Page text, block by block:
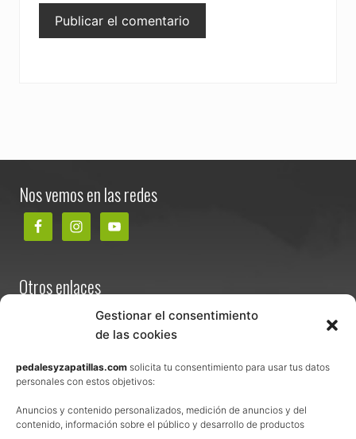
Gestionar el consentimiento
de las cookies
pedalesyzapatillas.com solicita tu consentimiento para usar tus datos
personales con estos objetivos:
Anuncios y contenido personalizados, medición de anuncios y del
contenido, información sobre el público y desarrollo de productos
Nos vemos en las redes
Otros enlaces
Términos y condiciones de venta
Política de privacidad
Política de cookies